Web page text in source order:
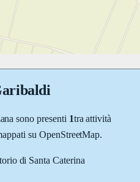
sono presenti 1tra attività
su OpenStreetMap.
di Santa Caterina